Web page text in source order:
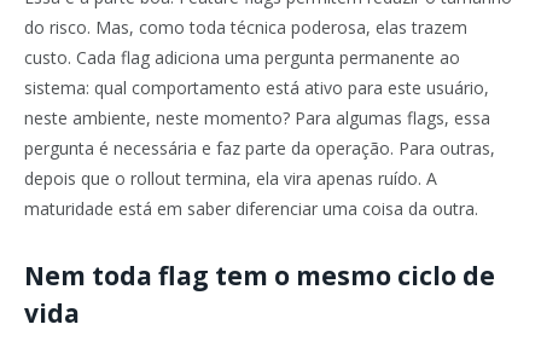
do risco. Mas, como toda técnica poderosa, elas trazem
custo. Cada flag adiciona uma pergunta permanente ao
sistema: qual comportamento está ativo para este usuário,
neste ambiente, neste momento? Para algumas flags, essa
pergunta é necessária e faz parte da operação. Para outras,
depois que o rollout termina, ela vira apenas ruído. A
maturidade está em saber diferenciar uma coisa da outra.
Nem toda flag tem o mesmo ciclo de
vida